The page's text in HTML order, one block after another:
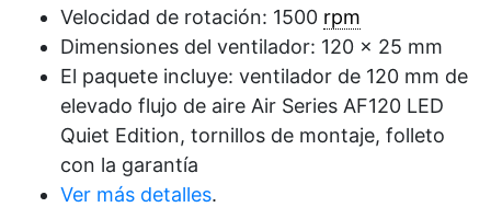
Velocidad de rotación: 1500 rpm
Dimensiones del ventilador: 120 x 25 mm
El paquete incluye: ventilador de 120 mm de
elevado flujo de aire Air Series AF120 LED
Quiet Edition, tornillos de montaje, folleto
con la garantía
Ver más detalles.